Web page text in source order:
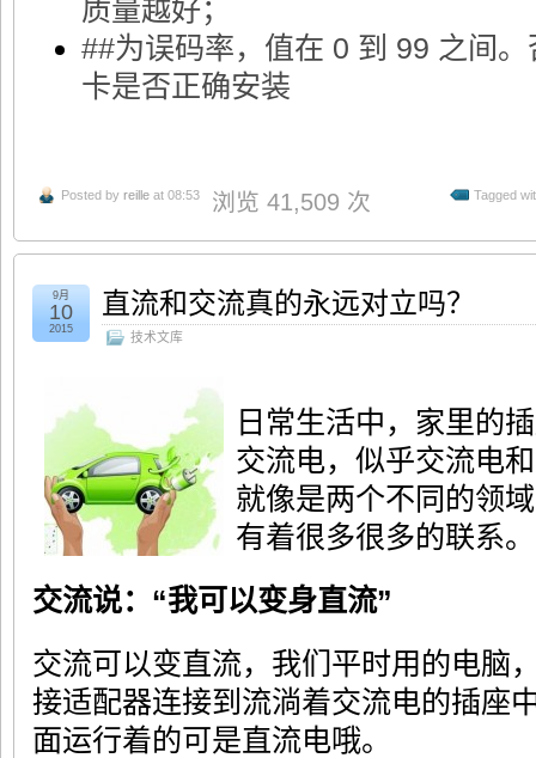
质量越好；
##为误码率，值在 0 到 99 之间。
卡是否正确安装
Posted by reille at 08:53 浏览 41,509 次 Tagged
直流和交流真的永远对立吗？
技术文库
9月
10
2015
日常生活中，家里的
交流电，似乎交流电
就像是两个不同的领
有着很多很多的联系。
交流说：“我可以变身直流”
交流可以变直流，我们平时用的电脑
接适配器连接到流淌着交流电的插座
面运行着的可是直流电哦。